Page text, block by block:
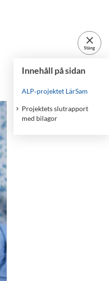
close
Stäng
Innehåll på sidan
ALP‑projektet LärSam
Projektets slutrapport
med bilagor